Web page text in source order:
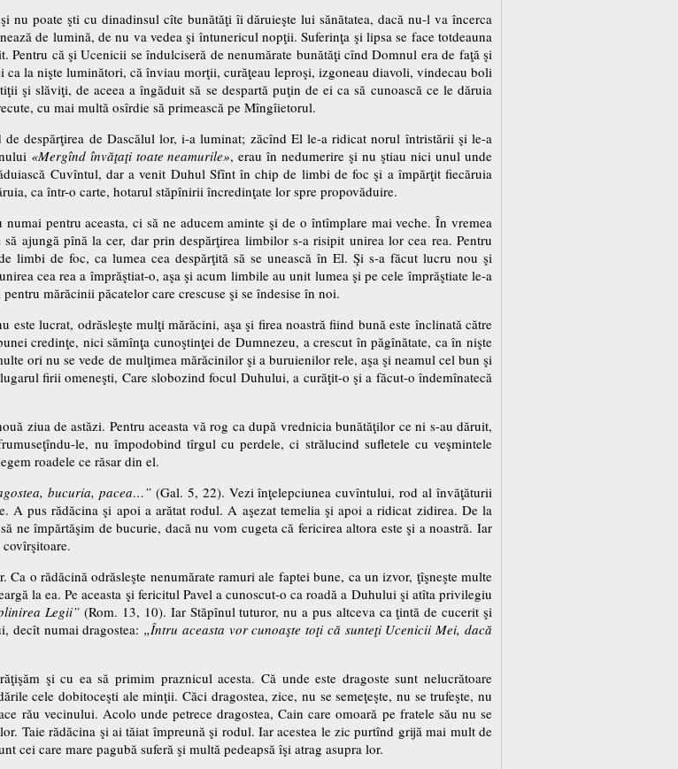
nu poate şti cu dinadinsul cîte bunătăţi îi dăruieşte lui sănătatea, dacă nu-l va încerca
de lumină, de nu va vedea şi întunericul nopţii. Suferinţa şi lipsa se face totdeauna
Pentru că şi Ucenicii se îndulciseră de nenumărate bunătăţi cînd Domnul era de faţă şi
ca la nişte luminători, că înviau morţii, curăţeau leproşi, izgoneau diavoli, vindecau boli
şi slăviţi, de aceea a îngăduit să se despartă puţin de ei ca să cunoască ce le dăruia
cu mai multă osîrdie să primească pe Mîngîietorul.
despărţirea de Dascălul lor, i-a luminat; zăcînd El le-a ridicat norul întristării şi le-a
«Mergînd învăţaţi toate neamurile», erau în nedumerire şi nu ştiau nici unul unde
Cuvîntul, dar a venit Duhul Sfînt în chip de limbi de foc şi a împărţit fiecăruia
ca într-o carte, hotarul stăpînirii încredinţate lor spre propovăduire.
pentru aceasta, ci să ne aducem aminte şi de o întîmplare mai veche. În vremea
ajungă pînă la cer, dar prin despărţirea limbilor s-a risipit unirea lor cea rea. Pentru
limbi de foc, ca lumea cea despărţită să se unească în El. Şi s-a făcut lucru nou şi
cea rea a împrăştiat-o, aşa şi acum limbile au unit lumea şi pe cele împrăştiate le-a
mărăcinii păcatelor care crescuse şi se îndesise în noi.
este lucrat, odrăsleşte mulţi mărăcini, aşa şi firea noastră fiind bună este înclinată către
credinţe, nici sămînţa cunoştinţei de Dumnezeu, a crescut în păgînătate, ca în nişte
ori nu se vede de mulţimea mărăcinilor şi a buruienilor rele, aşa şi neamul cel bun şi
firii omeneşti, Care slobozind focul Duhului, a curăţit-o şi a făcut-o îndemînatecă
ziua de astăzi. Pentru aceasta vă rog ca după vrednicia bunătăţilor ce ni s-au dăruit,
le, nu împodobind tîrgul cu perdele, ci strălucind sufletele cu veşmintele
roadele ce răsar din el.
bucuria, pacea…”(Gal. 5, 22). Vezi înţelepciunea cuvîntului, rod al învăţăturii
A pus rădăcina şi apoi a arătat rodul. A aşezat temelia şi apoi a ridicat zidirea. De la
ne împărtăşim de bucurie, dacă nu vom cugeta că fericirea altora este şi a noastră. Iar
o rădăcină odrăsleşte nenumărate ramuri ale faptei bune, ca un izvor, ţîşneşte multe
la ea. Pe aceasta şi fericitul Pavel a cunoscut-o ca roadă a Duhului şi atîta privilegiu
Legii” (Rom. 13, 10). Iar Stăpînul tuturor, nu a pus altceva ca ţintă de cucerit şi
decît numai dragostea: „Întru aceasta vor cunoaşte toţi că sunteţi Ucenicii Mei, dacă
şi cu ea să primim praznicul acesta. Că unde este dragoste sunt nelucrătoare
cele dobitoceşti ale minţii. Căci dragostea, zice, nu se semeţeşte, nu se trufeşte, nu
rău vecinului. Acolo unde petrece dragostea, Cain care omoară pe fratele său nu se
Taie rădăcina şi ai tăiat împreună şi rodul. Iar acestea le zic purtînd grijă mai mult de
cei care mare pagubă suferă şi multă pedeapsă îşi atrag asupra lor.